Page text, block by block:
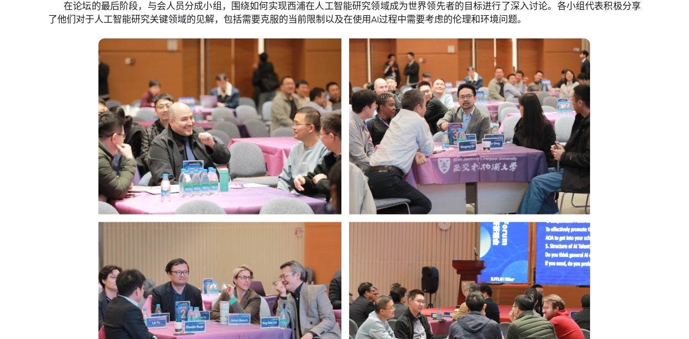
在论坛的最后阶段，与会人员分成小组，围绕如何实现西浦在人工智能研究领域成为世界领先者的目标进行了深入讨论。各小组代表积极分享
了他们对于人工智能研究关键领域的见解，包括需要克服的当前限制以及在使用AI过程中需要考虑的伦理和环境问题。